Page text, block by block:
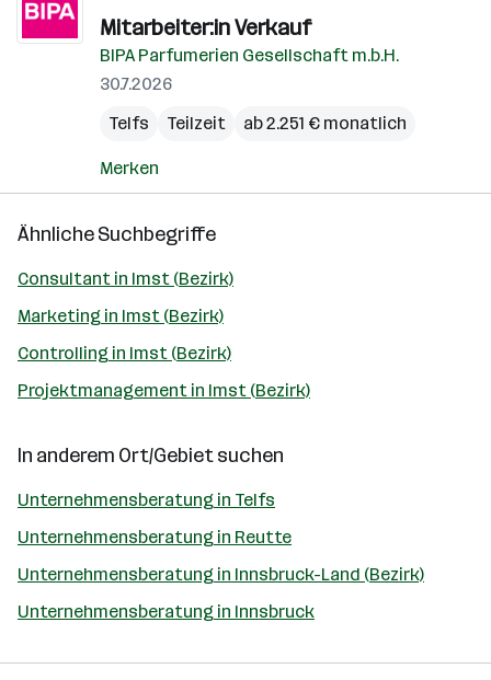
Mitarbeiter:in Verkauf
BIPA Parfumerien Gesellschaft m.b.H.
30.7.2026
Telfs
Teilzeit ab 2.251 € monatlich
Merken
Ähnliche Suchbegriffe
Consultant in Imst (Bezirk)
Marketing in Imst (Bezirk)
Controlling in Imst (Bezirk)
Projektmanagement in Imst (Bezirk)
In anderem Ort/Gebiet suchen
Unternehmensberatung in Telfs
Unternehmensberatung in Reutte
Unternehmensberatung in Innsbruck-Land (Bezirk)
Unternehmensberatung in Innsbruck